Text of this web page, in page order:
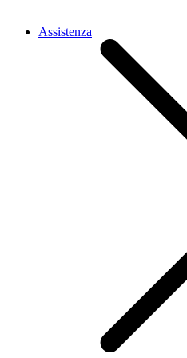
Assistenza